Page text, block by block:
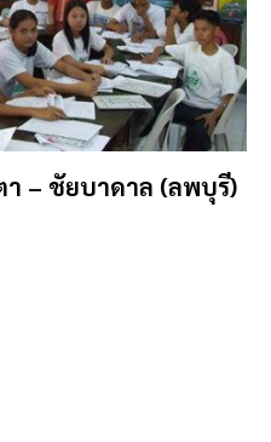
า – ชัยบาดาล (ลพบุรี)